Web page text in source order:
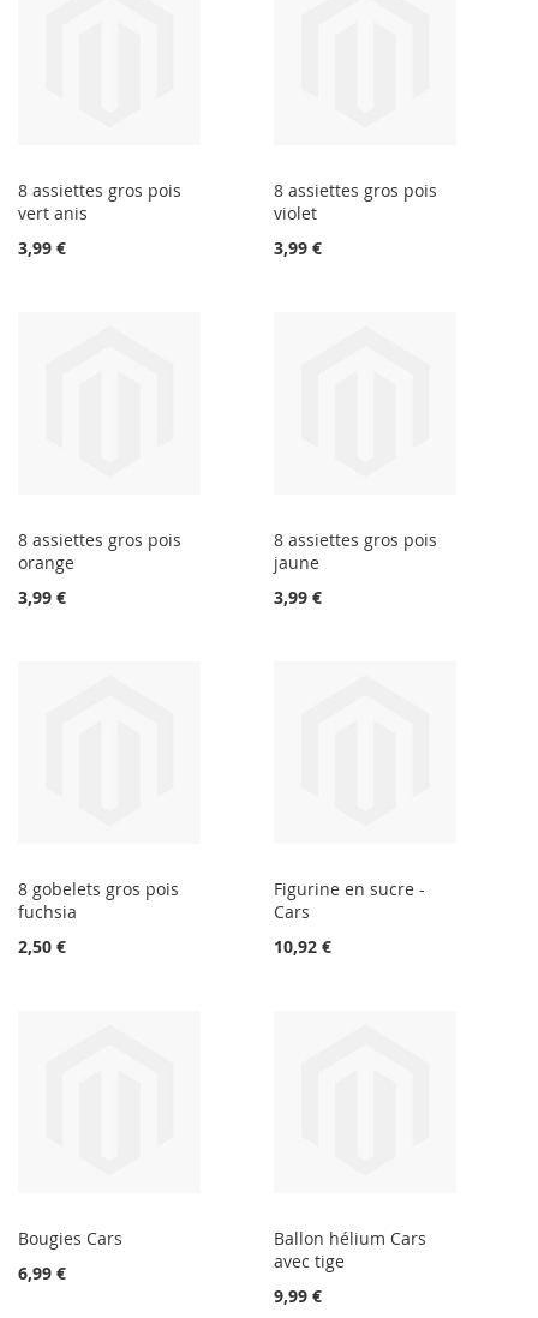
8 assiettes gros pois
vert anis
3,99 €
8 assiettes gros pois
violet
3,99 €
8 assiettes gros pois
orange
3,99 €
8 assiettes gros pois
jaune
3,99 €
8 gobelets gros pois
fuchsia
2,50 €
Figurine en sucre -
Cars
10,92 €
Bougies Cars
6,99 €
Ballon hélium Cars
avec tige
9,99 €